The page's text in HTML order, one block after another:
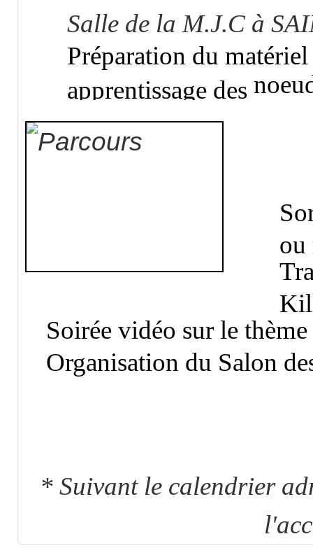
Salle de la M.J.C à
Préparation du
apprentissage des
ou
Soirée vidéo sur le
Organisation du Salon
* Suivant le calendrier